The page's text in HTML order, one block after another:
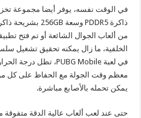
من ألعاب الجوال الشائعة أو تم فتح
الخلفية، ما زال يمكنه تحقيق تشغيل
معظم وقت الجولة مع الحفاظ على كل
يمكن تحمله بالأصابع مباشرة.